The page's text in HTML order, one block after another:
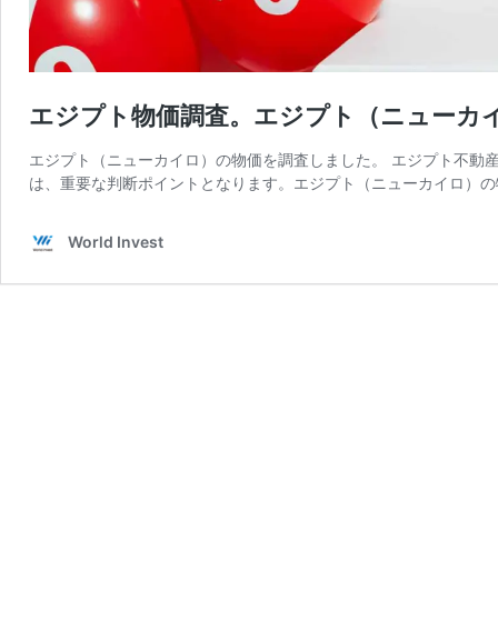
エジプト物価調査。エジプト（ニューカ
エジプト（ニューカイロ）の物価を調査しました。 エジプト不
は、重要な判断ポイントとなります。エジプト（ニューカイロ）
World Invest